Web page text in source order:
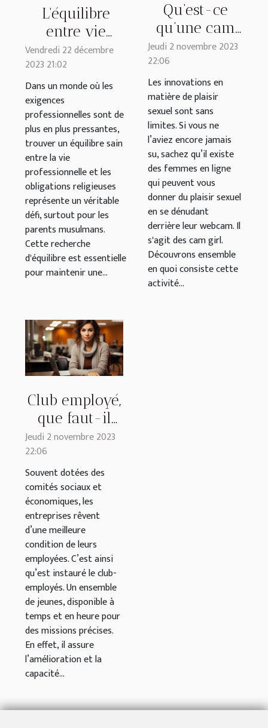
L'équilibre
entre vie
professionnelle
et obligations
religieuses
pour les
parents
musulmans
Vendredi 22 décembre
2023 21:02
Dans un monde où les
exigences
professionnelles sont de
plus en plus pressantes,
trouver un équilibre sain
entre la vie
professionnelle et les
obligations religieuses
représente un véritable
défi, surtout pour les
parents musulmans.
Cette recherche
d'équilibre est essentielle
pour maintenir une...
Qu’est-ce
qu’une cam
girl ?
Jeudi 2 novembre 2023
22:06
Les innovations en
matière de plaisir
sexuel sont sans
limites. Si vous ne
l’aviez encore jamais
su, sachez qu’il existe
des femmes en ligne
qui peuvent vous
donner du plaisir sexuel
en se dénudant
derrière leur webcam. Il
s'agit des cam girl.
Découvrons ensemble
en quoi consiste cette
activité...
Club employé,
que faut-il
savoir ?
Jeudi 2 novembre 2023
22:06
Souvent dotées des
comités sociaux et
économiques, les
entreprises rêvent
d’une meilleure
condition de leurs
employées. C’est ainsi
qu’est instauré le club-
employés. Un ensemble
de jeunes, disponible à
temps et en heure pour
des missions précises.
En effet, il assure
l’amélioration et la
capacité...